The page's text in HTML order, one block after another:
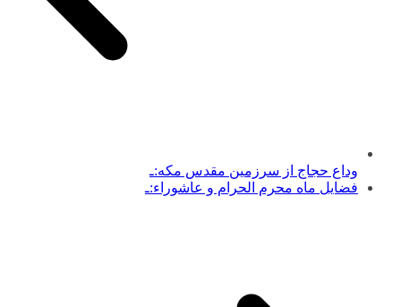
وداع حجاج از سرزمين مقدس مكه:ـ
فضایل ماه محرم الحرام و عاشوراء:ـ